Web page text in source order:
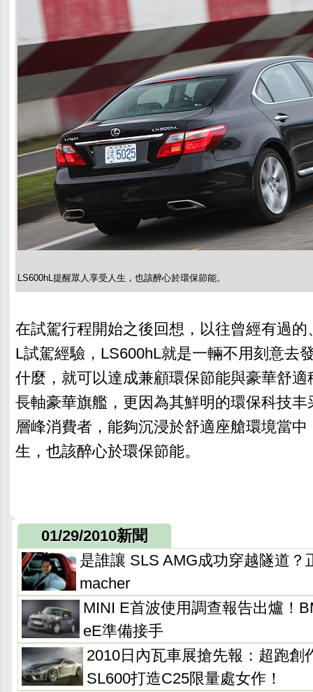
LS600hL提醒眾人享受人生，也該醉心於環保節能。
在試駕行程開始之後回想，以往曾經有過
L試駕經驗，LS600hL就是一輛不用刻意去
什麼，就可以達成兼顧環保節能與豪華舒適
長軸豪華旗艦，更因為其鮮明的環保科技
層峰消費者，能夠沉浸於舒適座艙環境當
生，也該醉心於環保節能。
01/29/2010新聞
是誰讓 SLS AMG成功穿越隧道？
macher
MINI E首波使用調查報告出爐！
eE準備接手
2010日內瓦車展搶先報：超跑創
SL600打造C25限量處女作！